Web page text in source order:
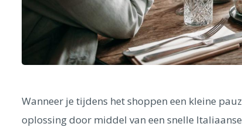
Wanneer je tijdens het shoppen een kleine
oplossing door middel van een snelle